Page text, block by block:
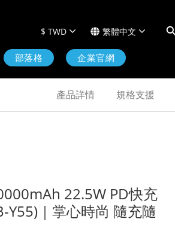
部落格 企業官網
$ TWD 繁體中文
22.5W PD快充
Y55)｜掌心時尚 隨充隨
產品詳情 規格支援